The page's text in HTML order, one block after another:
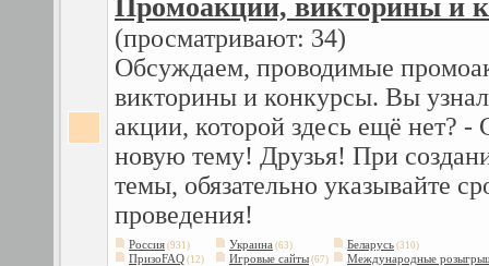
Промоакции, викторины и
(просматривают: 34)
Обсуждаем, проводимые
викторины и конкурсы. Вы
акции, которой здесь ещё нет? -
новую тему! Друзья! При
темы, обязательно указывайте
проведения!
Россия (931) Украина (63) Беларусь (310)
ПризоFAQ (12) Игровые сайты (67) Международные